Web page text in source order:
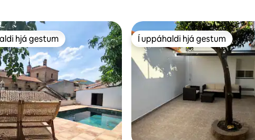
hjá gestum
hjá gestum Í uppáhaldi hjá gestum
Í uppáhaldi hjá gestum